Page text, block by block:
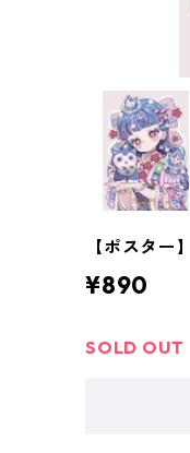
【ポスタ
¥890
SOLD OUT